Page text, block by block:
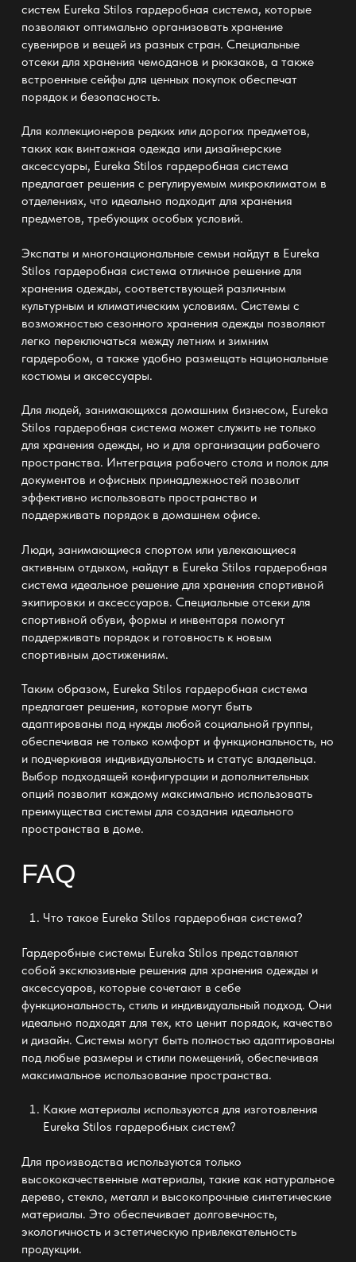
систем Eureka Stilos гардеробная система, которые
позволяют оптимально организовать хранение
сувениров и вещей из разных стран. Специальные
отсеки для хранения чемоданов и рюкзаков, а также
встроенные сейфы для ценных покупок обеспечат
порядок и безопасность.
Для коллекционеров редких или дорогих предметов,
таких как винтажная одежда или дизайнерские
аксессуары, Eureka Stilos гардеробная система
предлагает решения с регулируемым микроклиматом в
отделениях, что идеально подходит для хранения
предметов, требующих особых условий.
Экспаты и многонациональные семьи найдут в Eureka
Stilos гардеробная система отличное решение для
хранения одежды, соответствующей различным
культурным и климатическим условиям. Системы с
возможностью сезонного хранения одежды позволяют
легко переключаться между летним и зимним
гардеробом, а также удобно размещать национальные
костюмы и аксессуары.
Для людей, занимающихся домашним бизнесом, Eureka
Stilos гардеробная система может служить не только
для хранения одежды, но и для организации рабочего
пространства. Интеграция рабочего стола и полок для
документов и офисных принадлежностей позволит
эффективно использовать пространство и
поддерживать порядок в домашнем офисе.
Люди, занимающиеся спортом или увлекающиеся
активным отдыхом, найдут в Eureka Stilos гардеробная
система идеальное решение для хранения спортивной
экипировки и аксессуаров. Специальные отсеки для
спортивной обуви, формы и инвентаря помогут
поддерживать порядок и готовность к новым
спортивным достижениям.
Таким образом, Eureka Stilos гардеробная система
предлагает решения, которые могут быть
адаптированы под нужды любой социальной группы,
обеспечивая не только комфорт и функциональность, но
и подчеркивая индивидуальность и статус владельца.
Выбор подходящей конфигурации и дополнительных
опций позволит каждому максимально использовать
преимущества системы для создания идеального
пространства в доме.
FAQ
Что такое Eureka Stilos гардеробная система?
Гардеробные системы Eureka Stilos представляют
собой эксклюзивные решения для хранения одежды и
аксессуаров, которые сочетают в себе
функциональность, стиль и индивидуальный подход. Они
идеально подходят для тех, кто ценит порядок, качество
и дизайн. Системы могут быть полностью адаптированы
под любые размеры и стили помещений, обеспечивая
максимальное использование пространства.
Какие материалы используются для изготовления
Eureka Stilos гардеробных систем?
Для производства используются только
высококачественные материалы, такие как натуральное
дерево, стекло, металл и высокопрочные синтетические
материалы. Это обеспечивает долговечность,
экологичность и эстетическую привлекательность
продукции.